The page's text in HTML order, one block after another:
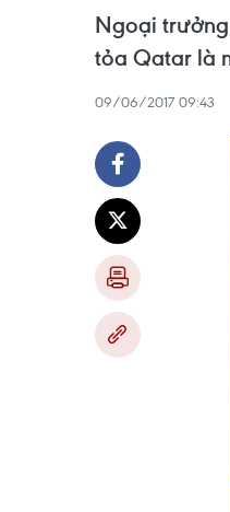
Ngoại
tỏa Qatar là
09/06/2017 09:43